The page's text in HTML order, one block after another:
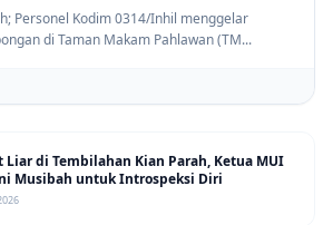
Personel Kodim 0314/Inhil menggelar
di Taman Makam Pahlawan (TM...
Liar di Tembilahan Kian Parah, Ketua MUI
Musibah untuk Introspeksi Diri